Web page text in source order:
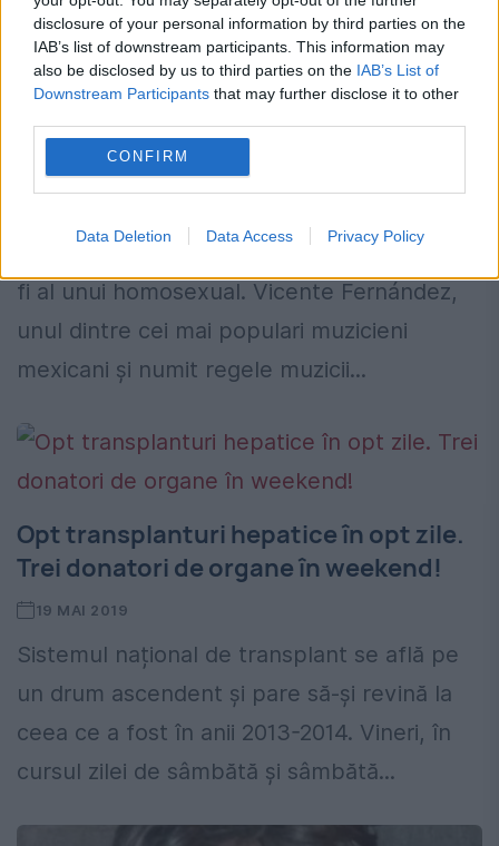
disclosure of your personal information by third parties on the
IAB’s list of downstream participants. This information may
also be disclosed by us to third parties on the IAB’s List of
Downstream Participants that may further disclose it to other
CONFIRM
Data Deletion Data Access Privacy Policy
Ignoranţă, primitivism? Cântăreţ
celebru, bolnav de cancer, refuză
transplantul: Nu vreau ficatul, ar putea
fi al unui gay
viaţa sa fiindcă se teme că organul ar putea
fi al unui homosexual. Vicente Fernández,
unul dintre cei mai populari muzicieni
mexicani şi numit regele muzicii...
Opt transplanturi hepatice în opt zile.
Trei donatori de organe în weekend!
19 MAI 2019
Sistemul național de transplant se află pe
un drum ascendent și pare să-și revină la
ceea ce a fost în anii 2013-2014. Vineri, în
cursul zilei de sâmbătă și sâmbătă...